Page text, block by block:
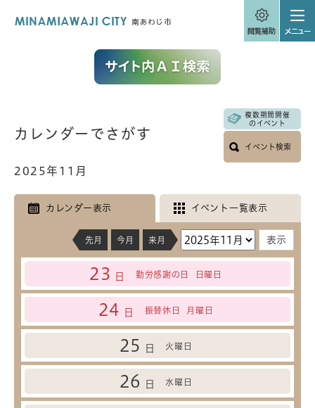
文
カレンダーでさがす
複数期間開催
のイベント
イベント検索
2025年11月
カレンダー表示 イベント一覧表示
先月 今月 来月
23 日 勤労感謝の日 日曜日
24 日 振替休日 月曜日
25 日 火曜日
26 日 水曜日